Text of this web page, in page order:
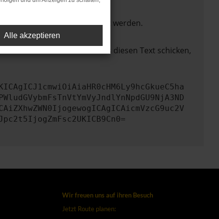
nicht mehr unterstützt werden.
zu beheben. Du kannst uns diesen Text schicken,
Wir freuen uns auf ihren Besuch
Jetzt Route planen:
Alle akzeptieren